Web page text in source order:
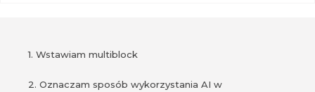
1. Wstawiam multiblock
2. Oznaczam sposób wykorzystania AI w